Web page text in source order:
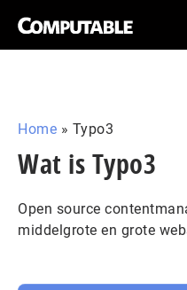
Home » Typo3
Wat is Typo3
Open source
middelgrote en grote